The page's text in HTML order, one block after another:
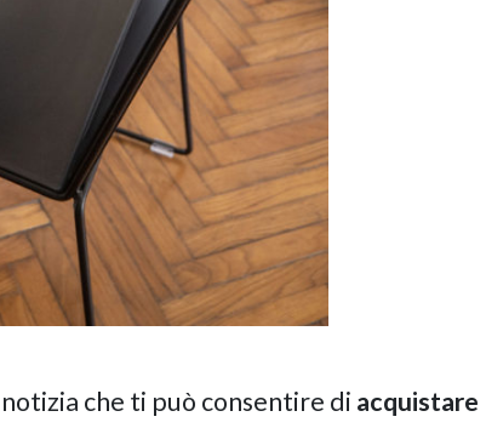
che ti può consentire di acquistare